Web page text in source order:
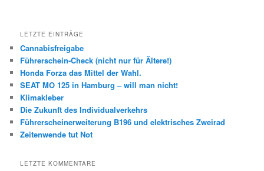
LETZTE EINTRÄGE
Cannabisfreigabe
Führerschein-Check (nicht nur für Ältere!)
Honda Forza das Mittel der Wahl.
SEAT MO 125 in Hamburg – will man nicht!
Klimakleber
Die Zukunft des Individualverkehrs
Führerscheinerweiterung B196 und elektrisches Zweirad
Zeitenwende tut Not
LETZTE KOMMENTARE